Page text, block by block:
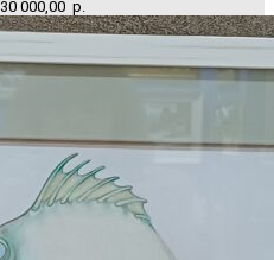
30 000,00 р.